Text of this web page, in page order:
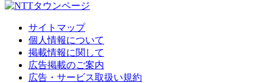
サイトマップ
個人情報について
掲載情報に関して
広告掲載のご案内
広告・サービス取扱い規約